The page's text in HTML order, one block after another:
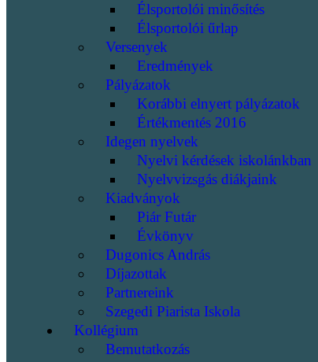
Élsportolói minősítés
Élsportolói űrlap
Versenyek
Eredmények
Pályázatok
Korábbi elnyert pályázatok
Értékmentés 2016
Idegen nyelvek
Nyelvi kérdések iskolánkban
Nyelvvizsgás diákjaink
Kiadványok
Piár Futár
Évkönyv
Dugonics András
Díjazottak
Partnereink
Szegedi Piarista Iskola
Kollégium
Bemutatkozás